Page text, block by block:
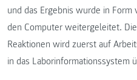
und das Ergebnis wurde in
den Computer weitergeleitet.
Reaktionen wird zuerst auf
in das Laborinformationssystem